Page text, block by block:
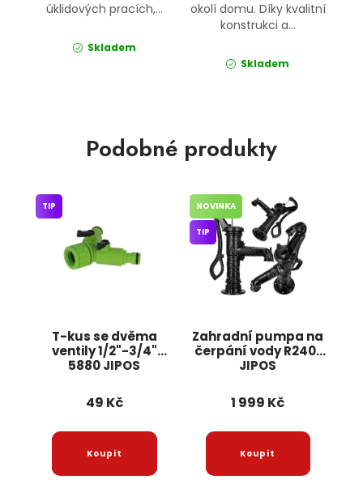
úklidových pracích,...
Skladem
okolí domu. Díky kvalitní
konstrukci a...
Skladem
Podobné produkty
T-kus se dvěma
ventily 1/2"-3/4"
5880 JIPOS
TIP
49 Kč
Zahradní pumpa na
čerpání vody R2401
JIPOS
NOVINKA
TIP
1 999 Kč